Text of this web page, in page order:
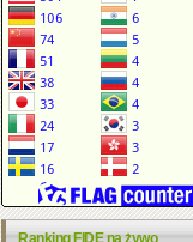
Ranking FIDE na żywo